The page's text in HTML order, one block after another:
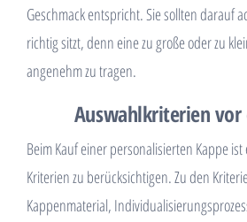
Geschmack entspricht. Sie sollten darauf
richtig sitzt, denn eine zu große oder zu
angenehm zu tragen.
Auswahlkriterien vor
Beim Kauf einer personalisierten Kappe
Kriterien zu berücksichtigen. Zu den
Kappenmaterial,